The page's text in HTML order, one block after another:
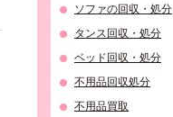
ソファの回収・処分
タンス回収・処分
ベッド回収・処分
不用品回収処分
不用品買取